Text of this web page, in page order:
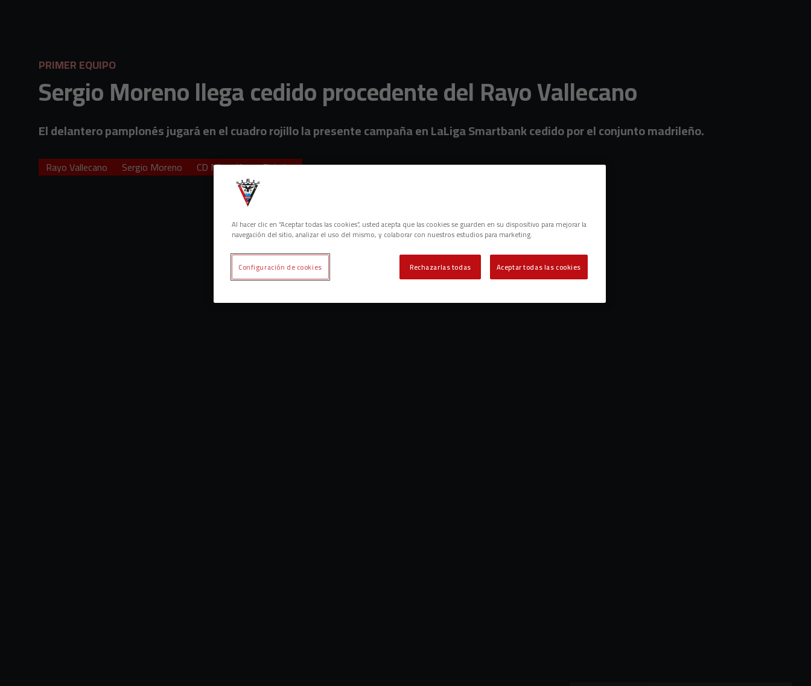
PRIMER EQUIPO
Sergio Moreno llega cedido procedente del Rayo Vallecano
El delantero pamplonés jugará en el cuadro rojillo la presente campaña en LaLiga Smartbank cedido por el conjunto madrileño.
Rayo Vallecano Sergio Moreno CD Mirandés Fichajes
Al hacer clic en “Aceptar todas las cookies”, usted acepta que las cookies se guarden en su dispositivo para mejorar la
navegación del sitio, analizar el uso del mismo, y colaborar con nuestros estudios para marketing.
Rechazarlas todas Aceptar todas las cookies
Configuración de cookies